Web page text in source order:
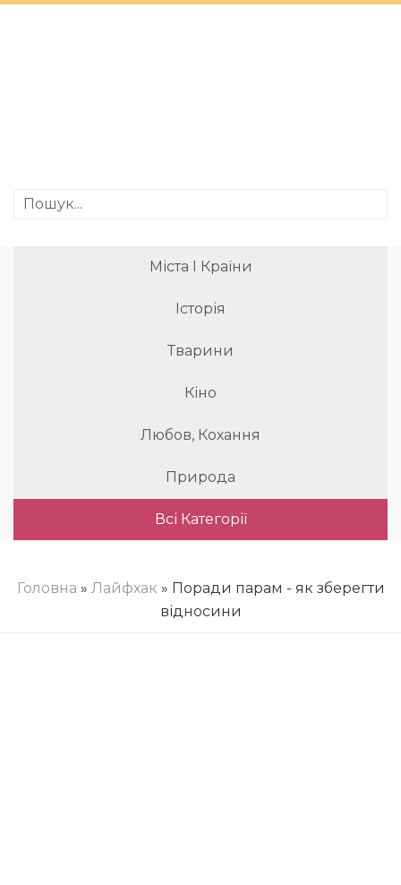
Міста І Країни
Історія
Тварини
Кіно
Любов, Кохання
Природа
Всі Категорії
Головна » Лайфхак » Поради парам - як зберегти
відносини